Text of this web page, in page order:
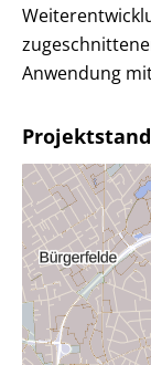
Anwendung